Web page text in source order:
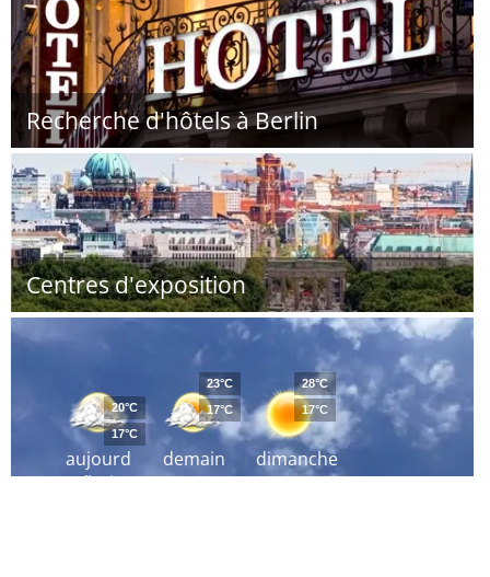
Recherche d'hôtels à Berlin
Centres d'exposition
aujourd
´hui
20°C
17°C
demain
23°C
17°C
dimanche
28°C
17°C